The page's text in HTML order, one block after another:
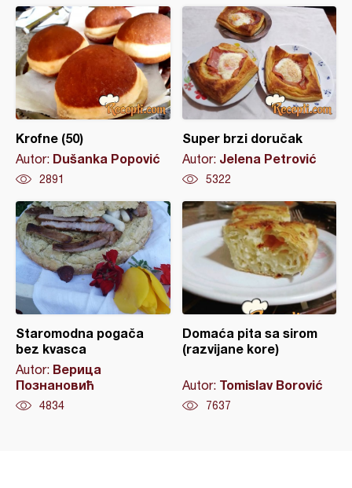
Krofne (50)
Autor: Dušanka Popović
2891
Super brzi doručak
Autor: Jelena Petrović
5322
Staromodna pogača
bez kvasca
Autor: Верица
Познановић
4834
Domaća pita sa sirom
(razvijane kore)
Autor: Tomislav Borović
7637